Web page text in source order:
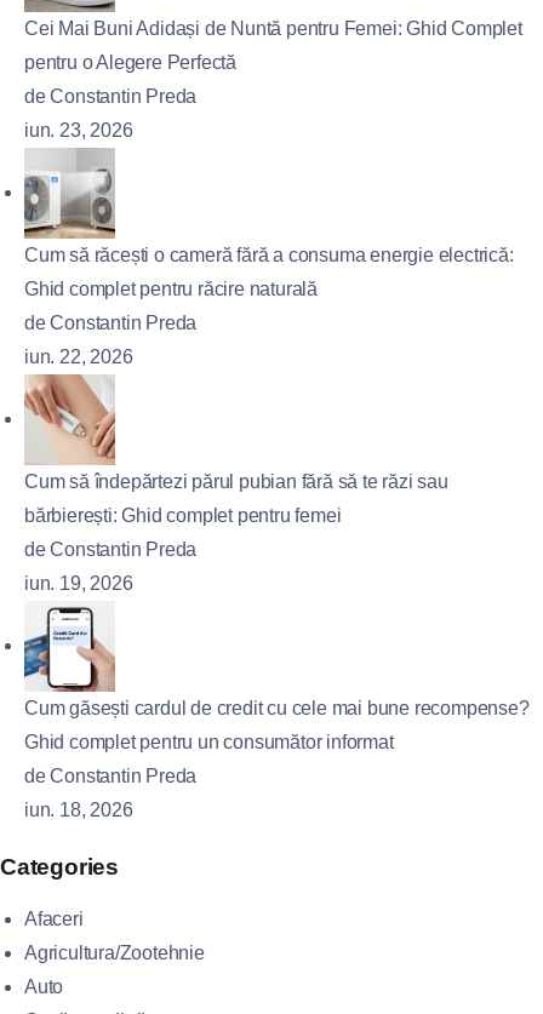
Cei Mai Buni Adidași de Nuntă pentru Femei: Ghid Complet
pentru o Alegere Perfectă
de Constantin Preda
iun. 23, 2026
Cum să răcești o cameră fără a consuma energie electrică:
Ghid complet pentru răcire naturală
de Constantin Preda
iun. 22, 2026
Cum să îndepărtezi părul pubian fără să te răzi sau
bărbierești: Ghid complet pentru femei
de Constantin Preda
iun. 19, 2026
Cum găsești cardul de credit cu cele mai bune recompense?
Ghid complet pentru un consumător informat
de Constantin Preda
iun. 18, 2026
Categories
Afaceri
Agricultura/Zootehnie
Auto